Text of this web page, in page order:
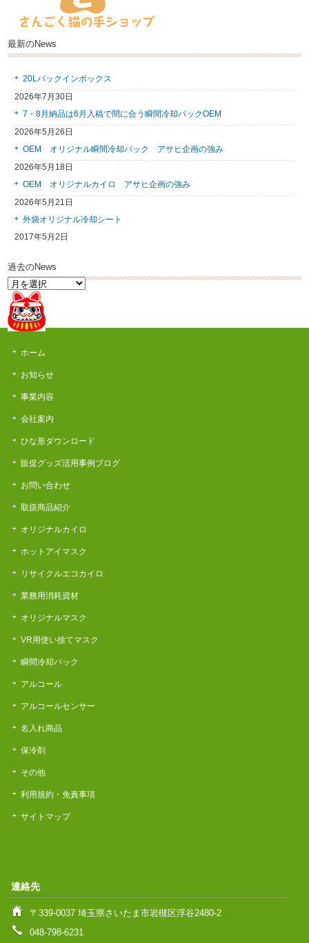
最新のNews
20Lバックインボックス
2026年7月30日
7・8月納品は6月入稿で間に合う瞬間冷却パックOEM
2026年5月26日
OEM オリジナル瞬間冷却パック アサヒ企画の強み
2026年5月18日
OEM オリジナルカイロ アサヒ企画の強み
2026年5月21日
外袋オリジナル冷却シート
2017年5月2日
過去のNews
過
去
の
News
ホーム
お知らせ
事業内容
会社案内
ひな形ダウンロード
販促グッズ活用事例ブログ
お問い合わせ
取扱商品紹介
オリジナルカイロ
ホットアイマスク
リサイクルエコカイロ
業務用消耗資材
オリジナルマスク
VR用使い捨てマスク
瞬間冷却パック
アルコール
アルコールセンサー
名入れ商品
保冷剤
その他
利用規約・免責事項
サイトマップ
連絡先
〒339-0037 埼玉県さいたま市岩槻区浮谷2480-2
048-798-6231